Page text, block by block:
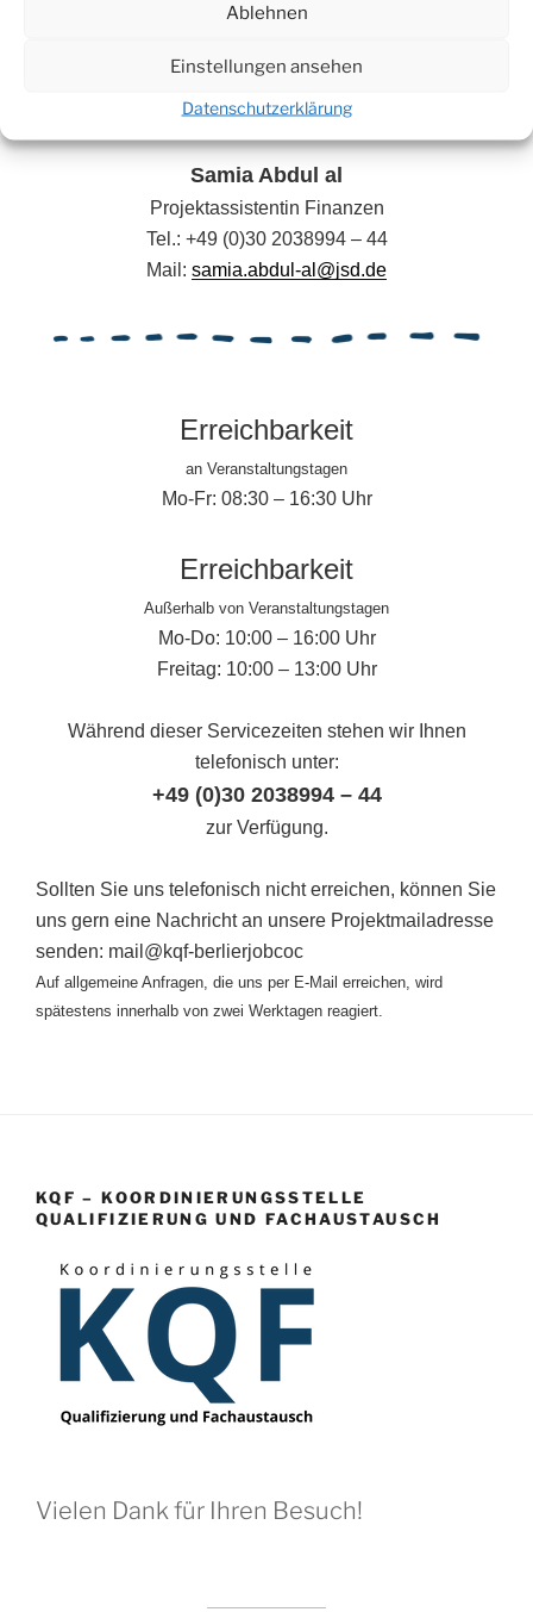
Ablehnen
Einstellungen ansehen
Datenschutzerklärung
Koordinationsassistentin Teilnehmenden- und
Tel.: +49 (0)176 46 66 85 19
Mail:liza.grundig@jsd.de
Samia Abdul al
Projektassistentin Finanzen
Tel.: +49 (0)30 2038994 – 44
Mail: samia.abdul-al@jsd.de
Erreichbarkeit
an Veranstaltungstagen
Mo-Fr: 08:30 – 16:30 Uhr
Erreichbarkeit
Außerhalb von Veranstaltungstagen
Mo-Do: 10:00 – 16:00 Uhr
Freitag: 10:00 – 13:00 Uhr
Während dieser Servicezeiten stehen wir Ihnen
telefonisch unter:
+49 (0)30 2038994 – 44
zur Verfügung.
Sollten Sie uns telefonisch nicht erreichen, können Sie
uns gern eine Nachricht an unsere Projektmailadresse
senden: mail@kqf-berlierjobcoc
Auf allgemeine Anfragen, die uns per E-Mail erreichen, wird
spätestens innerhalb von zwei Werktagen reagiert.
KQF – KOORDINIERUNGSSTELLE
QUALIFIZIERUNG UND FACHAUSTAUSCH
Vielen Dank für Ihren Besuch!